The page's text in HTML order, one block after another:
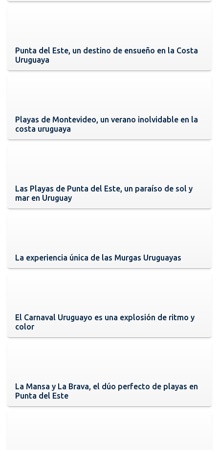
Punta del Este, un destino de ensueño en la Costa
Uruguaya
Playas de Montevideo, un verano inolvidable en la
costa uruguaya
Las Playas de Punta del Este, un paraíso de sol y
mar en Uruguay
La experiencia única de las Murgas Uruguayas
El Carnaval Uruguayo es una explosión de ritmo y
color
La Mansa y La Brava, el dúo perfecto de playas en
Punta del Este